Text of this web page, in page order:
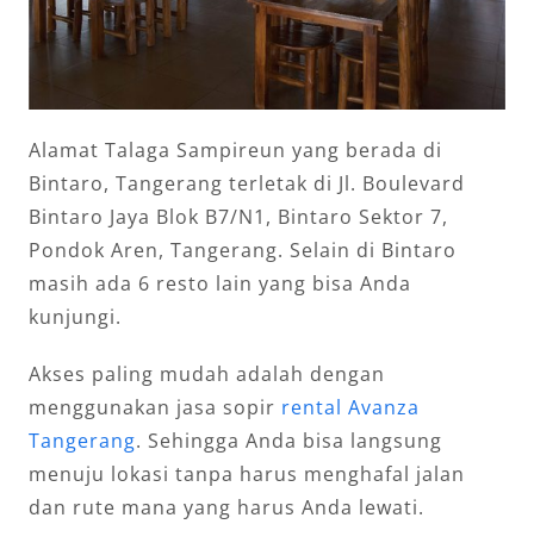
Alamat Talaga Sampireun yang berada di
Bintaro, Tangerang terletak di Jl. Boulevard
Bintaro Jaya Blok B7/N1, Bintaro Sektor 7,
Pondok Aren, Tangerang. Selain di Bintaro
masih ada 6 resto lain yang bisa Anda
kunjungi.
Akses paling mudah adalah dengan
menggunakan jasa sopir rental Avanza
Tangerang. Sehingga Anda bisa langsung
menuju lokasi tanpa harus menghafal jalan
dan rute mana yang harus Anda lewati.